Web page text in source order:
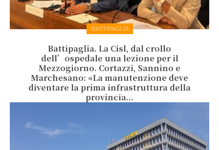
BATTIPAGLIA
Battipaglia. La Cisl, dal crollo
dell’ospedale una lezione per il
Mezzogiorno. Cortazzi, Sannino e
Marchesano: «La manutenzione deve
diventare la prima infrastruttura della
provincia...